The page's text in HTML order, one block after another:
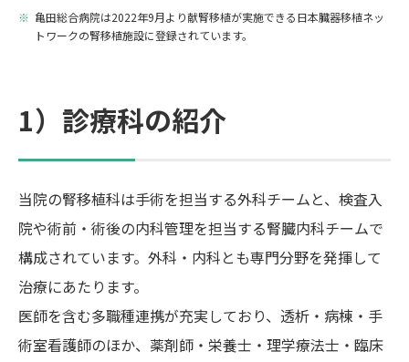
亀田総合病院は2022年9月より献腎移植が実施できる日本臓器移植ネッ
トワークの腎移植施設に登録されています。
1）診療科の紹介
当院の腎移植科は手術を担当する外科チームと、検査入
院や術前・術後の内科管理を担当する腎臓内科チームで
構成されています。外科・内科とも専門分野を発揮して
治療にあたります。
医師を含む多職種連携が充実しており、透析・病棟・手
術室看護師のほか、薬剤師・栄養士・理学療法士・臨床